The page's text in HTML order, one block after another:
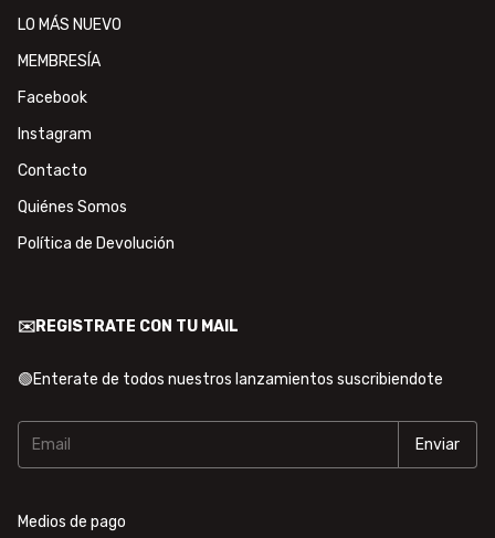
LO MÁS NUEVO
MEMBRESÍA
Facebook
Instagram
Contacto
Quiénes Somos
Política de Devolución
✉️REGISTRATE CON TU MAIL
🟢Enterate de todos nuestros lanzamientos suscribiendote
Medios de pago